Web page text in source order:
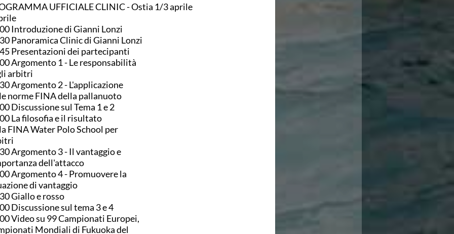
UFFICIALE CLINIC - Ostia 1/3 aprile
Introduzione di Gianni Lonzi
Panoramica Clinic di Gianni Lonzi
Presentazioni dei partecipanti
Argomento 1 - Le responsabilità
arbitri
Argomento 2 - L'applicazione
norme FINA della pallanuoto
Discussione sul Tema 1 e 2
La filosofia e il risultato
FINA Water Polo School per
Argomento 3 - Il vantaggio e
dell'attacco
Argomento 4 - Promuovere la
di vantaggio
Giallo e rosso
Discussione sul tema 3 e 4
Video su 99 Campionati Europei,
Mondiali di Fukuoka del